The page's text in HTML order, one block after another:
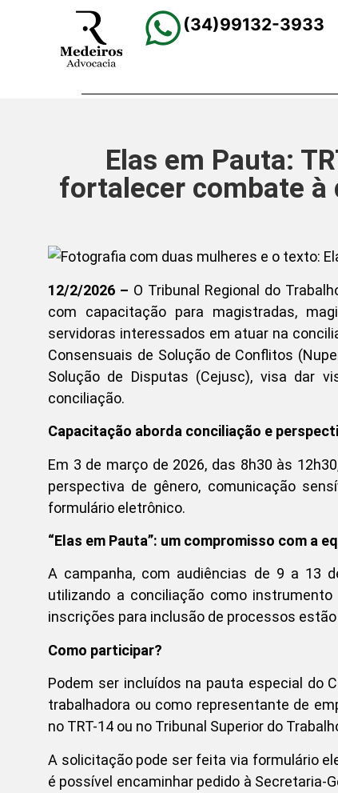
(34)99132-3933
Elas em Pauta:
fortalecer combate à
12/2/2026 – O Tribunal Regional do
com capacitação para magistradas,
servidoras interessados em atuar na
Consensuais de Solução de Conflitos
Solução de Disputas (Cejusc), visa dar
conciliação.
Capacitação aborda conciliação e
Em 3 de março de 2026, das 8h30 às
perspectiva de gênero, comunicação
formulário eletrônico.
“Elas em Pauta”: um compromisso com a
A campanha, com audiências de 9 a 13
utilizando a conciliação como
inscrições para inclusão de processos
Como participar?
Podem ser incluídos na pauta especial do
trabalhadora ou como representante de
no TRT-14 ou no Tribunal Superior do
A solicitação pode ser feita via formulário
é possível encaminhar pedido à Secretaria-